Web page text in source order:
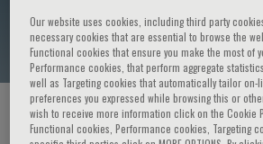
Giorgio Marcelli
HOME PAGE / COURSES AND EVENTS /
Our website uses cookies, including third party
necessary cookies that are essential to browse the
Functional cookies that ensure you make the most of
Performance cookies, that perform aggregate
well as Targeting cookies that automatically tailor on-
preferences you expressed while browsing this or
wish to receive more information click on the Cookie
Functional cookies, Performance cookies, Targeting